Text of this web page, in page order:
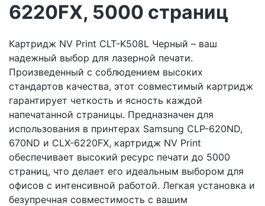
6220FX, 5000 страниц
Картридж NV Print CLT-K508L Черный – ваш
надежный выбор для лазерной печати.
Произведенный с соблюдением высоких
стандартов качества, этот совместимый картридж
гарантирует четкость и ясность каждой
напечатанной страницы. Предназначен для
использования в принтерах Samsung CLP-620ND,
670ND и CLX-6220FX, картридж NV Print
обеспечивает высокий ресурс печати до 5000
страниц, что делает его идеальным выбором для
офисов с интенсивной работой. Легкая установка и
безупречная совместимость с вашим